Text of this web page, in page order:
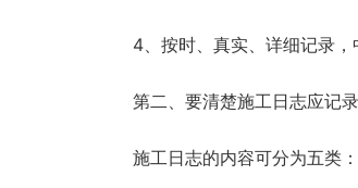
4、按时、真实、详细记录
第二、要清楚施工日志应记录
施工日志的内容可分为五类